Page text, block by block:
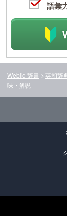
語彙
Weblio 辞書 > 英和辞
味・解説